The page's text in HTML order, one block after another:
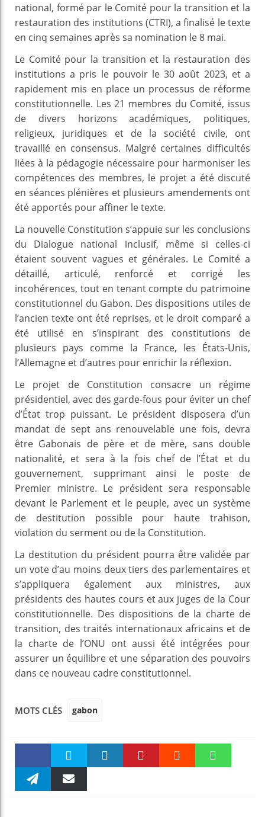
national, formé par le Comité pour la transition et la
restauration des institutions (CTRI), a finalisé le texte
en cinq semaines après sa nomination le 8 mai.
Le Comité pour la transition et la restauration des
institutions a pris le pouvoir le 30 août 2023, et a
rapidement mis en place un processus de réforme
constitutionnelle. Les 21 membres du Comité, issus
de divers horizons académiques, politiques,
religieux, juridiques et de la société civile, ont
travaillé en consensus. Malgré certaines difficultés
liées à la pédagogie nécessaire pour harmoniser les
compétences des membres, le projet a été discuté
en séances plénières et plusieurs amendements ont
été apportés pour affiner le texte.
La nouvelle Constitution s’appuie sur les conclusions
du Dialogue national inclusif, même si celles-ci
étaient souvent vagues et générales. Le Comité a
détaillé, articulé, renforcé et corrigé les
incohérences, tout en tenant compte du patrimoine
constitutionnel du Gabon. Des dispositions utiles de
l’ancien texte ont été reprises, et le droit comparé a
été utilisé en s’inspirant des constitutions de
plusieurs pays comme la France, les États-Unis,
l’Allemagne et d’autres pour enrichir la réflexion.
Le projet de Constitution consacre un régime
présidentiel, avec des garde-fous pour éviter un chef
d’État trop puissant. Le président disposera d’un
mandat de sept ans renouvelable une fois, devra
être Gabonais de père et de mère, sans double
nationalité, et sera à la fois chef de l’État et du
gouvernement, supprimant ainsi le poste de
Premier ministre. Le président sera responsable
devant le Parlement et le peuple, avec un système
de destitution possible pour haute trahison,
violation du serment ou de la Constitution.
La destitution du président pourra être validée par
un vote d’au moins deux tiers des parlementaires et
s’appliquera également aux ministres, aux
présidents des hautes cours et aux juges de la Cour
constitutionnelle. Des dispositions de la charte de
transition, des traités internationaux africains et de
la charte de l’ONU ont aussi été intégrées pour
assurer un équilibre et une séparation des pouvoirs
dans ce nouveau cadre constitutionnel.
MOTS CLÉS gabon
Faceboo Twitter